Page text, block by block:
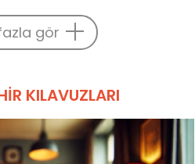
gör
KILAVUZLARI